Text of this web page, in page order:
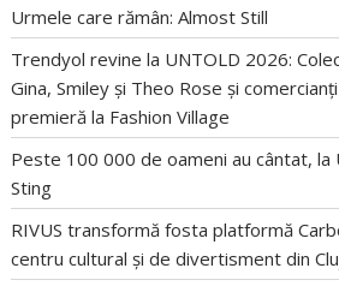
Urmele care rămân: Almost Still
Trendyol revine la UNTOLD 2026:
Gina, Smiley și Theo Rose și
premieră la Fashion Village
Peste 100 000 de oameni au cântat, la
Sting
RIVUS transformă fosta platformă
centru cultural și de divertisment din